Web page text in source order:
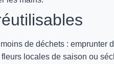
de déchets : emprunter
locales de saison ou